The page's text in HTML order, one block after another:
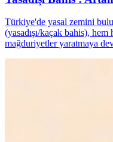
Türkiye'de yasal zemini
(yasadışı/kaçak bahis),
mağduriyetler yaratmaya